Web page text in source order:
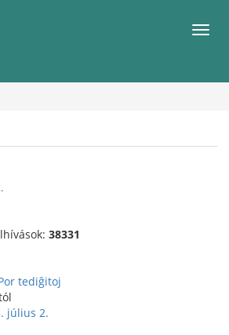
38331
tediĝitoj
július 2.